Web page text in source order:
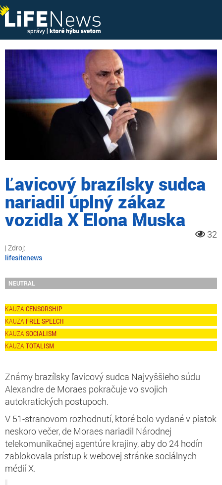
Ľavicový brazílsky sudca
nariadil úplný zákaz
vozidla X Elona Muska
32
lifesitenews
NEUTRAL
CENSORSHIP
FREE SPEECH
SOCIALISM
TOTALISM
Známy brazílsky ľavicový sudca Najvyššieho súdu
Alexandre de Moraes pokračuje vo svojich
autokratických postupoch.
V 51-stranovom rozhodnutí, ktoré bolo vydané v piatok
neskoro večer, de Moraes nariadil Národnej
telekomunikačnej agentúre krajiny, aby do 24 hodín
zablokovala prístup k webovej stránke sociálnych
médií X.